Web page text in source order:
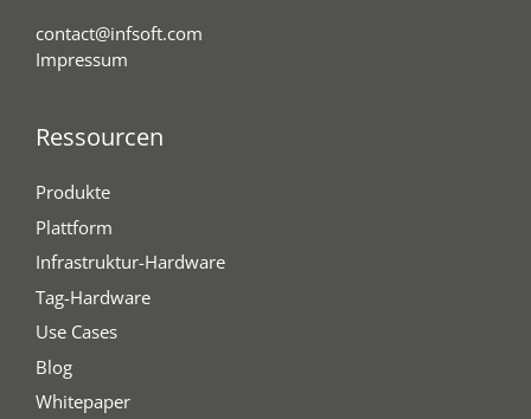
contact@infsoft.com
Impressum
Ressourcen
Produkte
Plattform
Infrastruktur-Hardware
Tag-Hardware
Use Cases
Blog
Whitepaper